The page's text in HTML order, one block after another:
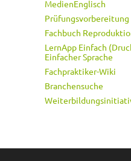
MedienEnglisch
Prüfungsvorbereitung
Fachbuch
LernApp Einfach
Einfacher Sprache
Fachpraktiker-Wiki
Branchensuche